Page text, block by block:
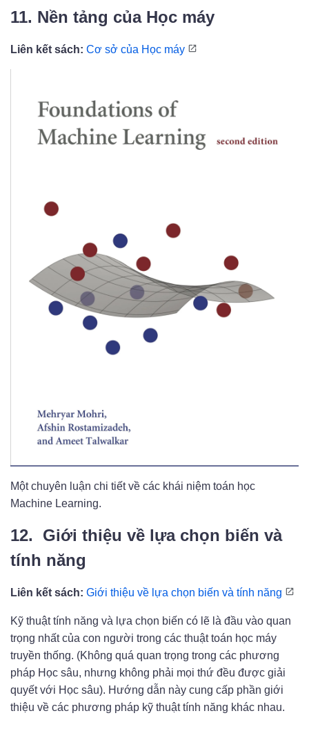
11. Nền tảng của Học máy
Liên kết sách: Cơ sở của Học máy
Một chuyên luận chi tiết về các khái niệm toán học
Machine Learning.
12. Giới thiệu về lựa chọn biến và
tính năng
Liên kết sách: Giới thiệu về lựa chọn biến và tính năng
Kỹ thuật tính năng và lựa chọn biến có lẽ là đầu vào quan
trọng nhất của con người trong các thuật toán học máy
truyền thống. (Không quá quan trọng trong các phương
pháp Học sâu, nhưng không phải mọi thứ đều được giải
quyết với Học sâu). Hướng dẫn này cung cấp phần giới
thiệu về các phương pháp kỹ thuật tính năng khác nhau.